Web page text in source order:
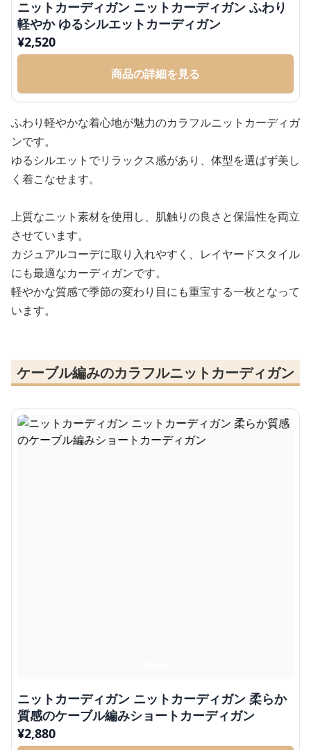
ニットカーディガン ニットカーディガン ふわり
軽やか ゆるシルエットカーディガン
¥2,520
商品の詳細を見る
ふわり軽やかな着心地が魅力のカラフルニットカーディガ
ンです。
ゆるシルエットでリラックス感があり、体型を選ばず美し
く着こなせます。
上質なニット素材を使用し、肌触りの良さと保温性を両立
させています。
カジュアルコーデに取り入れやすく、レイヤードスタイル
にも最適なカーディガンです。
軽やかな質感で季節の変わり目にも重宝する一枚となって
います。
ケーブル編みのカラフルニットカーディガン
ニットカーディガン ニットカーディガン 柔らか
質感のケーブル編みショートカーディガン
¥2,880